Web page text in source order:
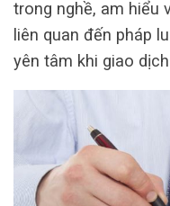
trong nghề, am hiểu
liên quan đến pháp
yên tâm khi giao